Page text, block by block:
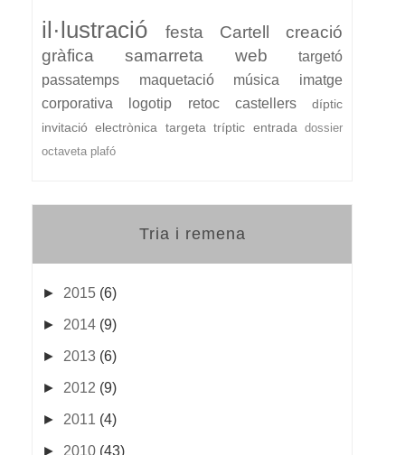
il·lustració festa Cartell creació
gràficasamarreta webtargetó
passatemps maquetació música imatge
corporativa
logotip retoc castellers díptic
invitació electrònica targetatríptic entradadossier
octaveta plafó
Tria i remena
► 2015 (6)
► 2014 (9)
► 2013 (6)
► 2012 (9)
► 2011 (4)
► 2010 (43)